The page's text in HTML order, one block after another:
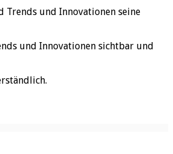
und Innovationen seine
und Innovationen sichtbar und